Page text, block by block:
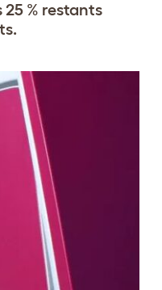
% restants